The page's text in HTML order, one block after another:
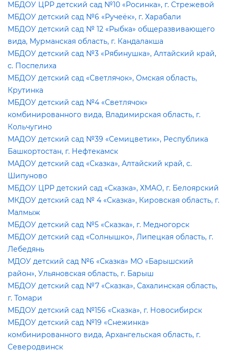
МБДОУ ЦРР детский сад №10 «Росинка», г. Стрежевой
МБДОУ детский сад №6 «Ручеёк», г. Харабали
МБДОУ детский сад № 12 «Рыбка» общеразвивающего
ида, Мурманская область, г. Кандалакша
МБДОУ детский сад №3 «Рябинушка», Алтайский край,
с. Поспелиха
МБДОУ детский сад «Светлячок», Омская область,
Крутинка
МБДОУ детский сад №4 «Светлячок»
комбинированного вида, Владимирская область, г.
Кольчугино
МАДОУ детский сад №39 «Семицветик», Республика
Башкортостан, г. Нефтекамск
МАДОУ детский сад «Сказка», Алтайский край, с.
Шипуново
МБДОУ ЦРР детский сад «Сказка», ХМАО, г. Белоярский
МКДОУ детский сад № 4 «Сказка», Кировская область, г.
Малмыж
МБДОУ детский сад №5 «Сказка», г. Медногорск
МБДОУ детский сад «Солнышко», Липецкая область, г.
Лебедянь
МДОУ детский сад №6 «Сказка» МО «Барышский
район», Ульяновская область, г. Барыш
МБДОУ детский сад №7 «Сказка», Сахалинская область,
. Томари
МБДОУ детский сад №156 «Сказка», г. Новосибирск
МБДОУ детский сад №19 «Снежинка»
комбинированного вида, Архангельская область, г.
Северодвинск